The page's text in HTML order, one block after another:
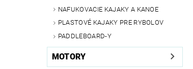
NAFUKOVACIE KAJAKY A KANOE
PLASTOVÉ KAJAKY PRE RYBOLOV
PADDLEBOARD-Y
MOTORY